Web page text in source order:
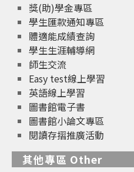
獎(助)學金專區
學生匯款通知專區
體適能成績查詢
學生生涯輔導網
師生交流
Easy test線上學習
英語線上學習
圖書館電子書
圖書館小論文專區
閱讀存摺推廣活動
其他專區 Other